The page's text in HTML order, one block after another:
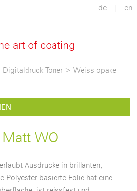
de | en
Digitaldruck Toner > Weiss opake
WO
Ausdrucke in brillanten,
Polyester basierte Folie hat eine